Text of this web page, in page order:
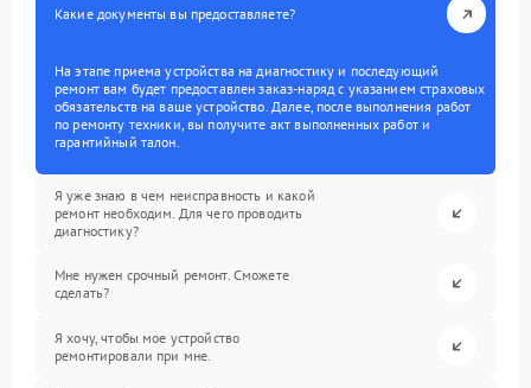
Какие документы вы предоставляете?
На этапе приема устройства на диагностику и последующий
ремонт вам будет предоставлен заказ-наряд с указанием страховых
обязательств на ваше устройство. Далее, после выполнения работ
по ремонту техники, вы получите акт выполненных работ и
гарантийный талон.
Я уже знаю в чем неисправность и какой
ремонт необходим. Для чего проводить
диагностику?
Мне нужен срочный ремонт. Сможете
сделать?
Я хочу, чтобы мое устройство
ремонтировали при мне.